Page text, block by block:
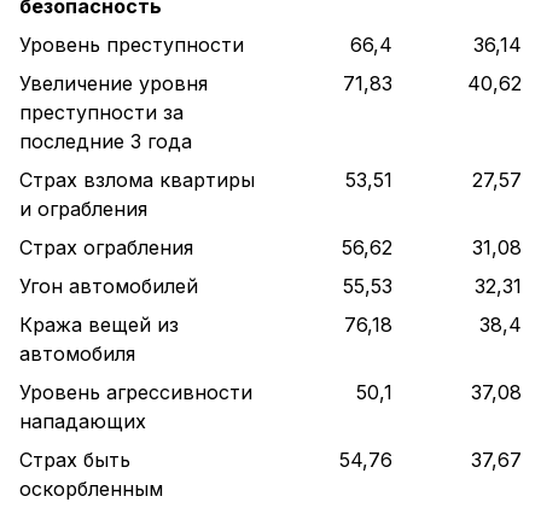
безопасность
Уровень преступности 66,4
36,14
Увеличение уровня
преступности за
последние 3 года
71,83 40,62
Страх взлома квартиры
и ограбления
53,51 27,57
Страх ограбления 56,62
31,08
Угон автомобилей
55,53
32,31
Кража вещей из
автомобиля
76,18 38,4
Уровень агрессивности
нападающих
50,1 37,08
Страх быть
оскорбленным
54,76 37,67